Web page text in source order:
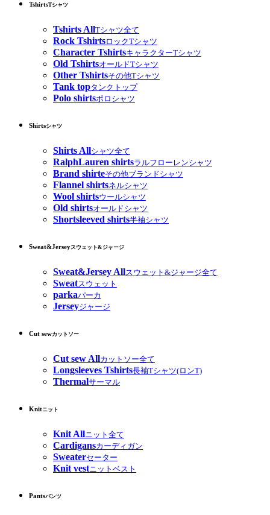
TshirtsTシャツ
Tshirts AllTシャツ全て
Rock TshirtsロックTシャツ
Character TshirtsキャラクターTシャツ
Old TshirtsオールドTシャツ
Other Tshirtsその他Tシャツ
Tank topタンクトップ
Polo shirtsポロシャツ
Shirtsシャツ
Shirts Allシャツ全て
RalphLauren shirtsラルフローレンシャツ
Brand shirteその他ブランドシャツ
Flannel shirtsネルシャツ
Wool shirtsウールシャツ
Old shirtsオールドシャツ
Shortsleeved shirts半袖シャツ
Sweat&Jerseyスウェット&ジャージ
Sweat&Jersey Allスウェット&ジャージ全て
Sweatスウェット
parkaパーカ
Jerseyジャージ
Cut sewカットソー
Cut sew Allカットソー全て
Longsleeves Tshirts長袖Tシャツ(ロンT)
Thermalサーマル
Knitニット
Knit Allニット全て
Cardigansカーディガン
Sweaterセーター
Knit vestニットベスト
Pantsパンツ